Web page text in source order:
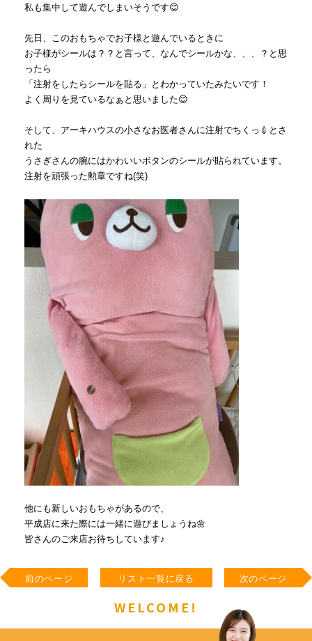
私も集中して遊んでしまいそうです😊
先日、このおもちゃでお子様と遊んでいるときに
お子様がシールは？？と言って、なんでシールかな、、、？と思
ったら
「注射をしたらシールを貼る」とわかっていたみたいです！
よく周りを見ているなぁと思いました😊
そして、アーキハウスの小さなお医者さんに注射でちくっ💉とさ
れた
うさぎさんの腕にはかわいいボタンのシールが貼られています。
注射を頑張った勲章ですね(笑)
他にも新しいおもちゃがあるので、
平成店に来た際には一緒に遊びましょうね🌼
皆さんのご来店お待ちしています♪
前のページ リスト一覧に戻る 次のページ
WELCOME!